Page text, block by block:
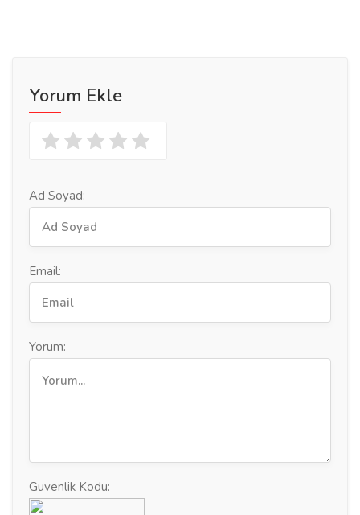
Yorum Ekle
Ad Soyad:
Email:
Yorum:
Guvenlik Kodu: